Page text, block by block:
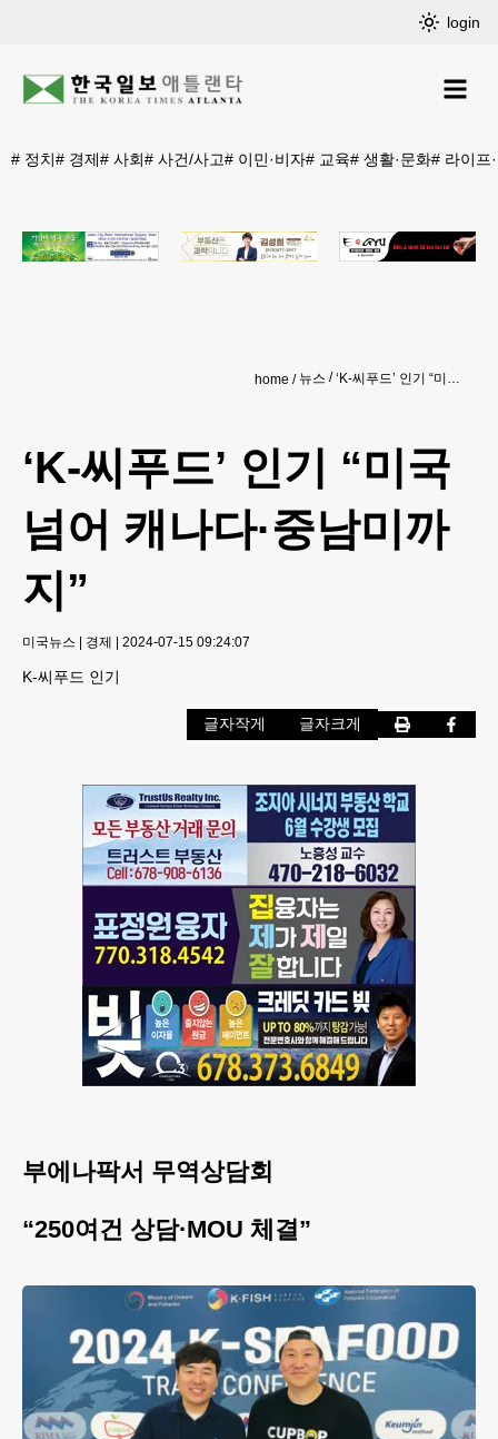
login
# 정치# 경제# 사회# 사건/사고# 이민·비자# 교육# 생활·문화# 라이프
home 뉴스 ‘K-씨푸드’ 인기 “미국 넘어 캐나다·중남미까지”
‘K-씨푸드’ 인기 “미국
넘어 캐나다·중남미까
지”
미국뉴스 | 경제 | 2024-07-15 09:24:07
K-씨푸드 인기
글자작게 글자크게
부에나팍서 무역상담회
“250여건 상담·MOU 체결”